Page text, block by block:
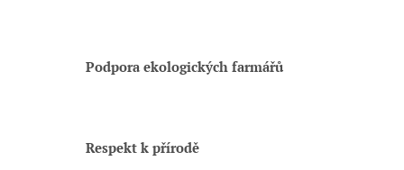
Podpora ekologických farmářů
Respekt k přírodě